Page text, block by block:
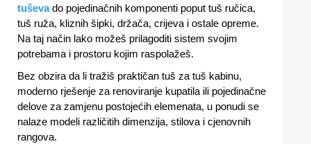
tuševado pojedinačnih komponenti poput tuš ručica,
tuš ruža, kliznih šipki, držača, crijeva i ostale opreme.
Na taj način lako možeš prilagoditi sistem svojim
potrebama i prostoru kojim raspolažeš.
Bez obzira da li tražiš praktičan tuš za tuš kabinu,
moderno rješenje za renoviranje kupatila ili pojedinačne
delove za zamjenu postojećih elemenata, u ponudi se
nalaze modeli različitih dimenzija, stilova i cjenovnih
rangova.